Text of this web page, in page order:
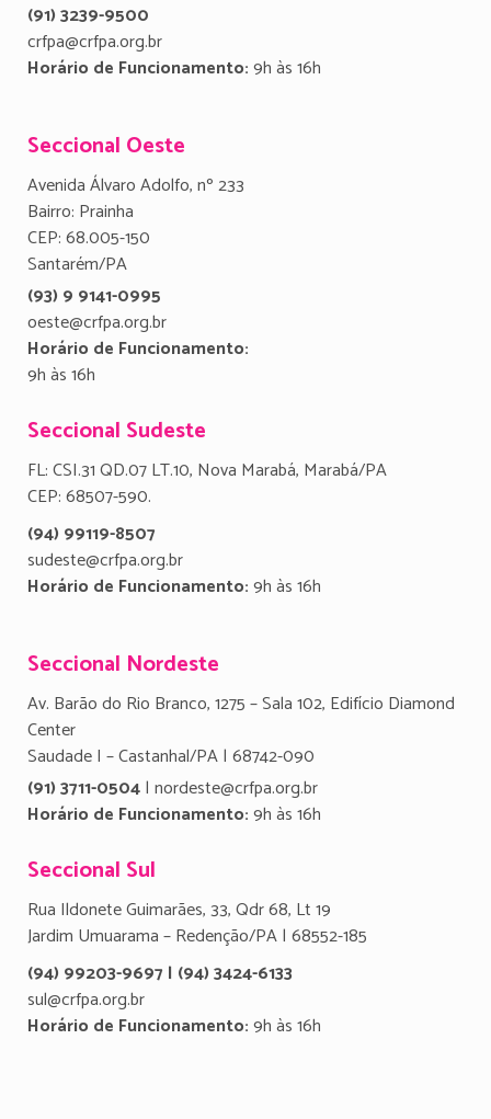
(91) 3239-9500
crfpa@crfpa.org.br
Horário de Funcionamento:9h às 16h
Seccional Oeste
Avenida Álvaro Adolfo, nº 233
Bairro: Prainha
CEP: 68.005-150
Santarém/PA
(93) 9 9141-0995
oeste@crfpa.org.br
Horário de Funcionamento:
9h às 16h
Seccional Sudeste
FL: CSI.31 QD.07 LT.10, Nova Marabá, Marabá/PA
CEP: 68507-590.
(94) 99119-8507
sudeste@crfpa.org.br
Horário de Funcionamento:9h às 16h
Seccional Nordeste
Av. Barão do Rio Branco, 1275 – Sala 102, Edifício Diamond
Center
Saudade I – Castanhal/PA | 68742-090
(91) 3711-0504| nordeste@crfpa.org.br
Horário de Funcionamento:9h às 16h
Seccional Sul
Rua Ildonete Guimarães, 33, Qdr 68, Lt 19
Jardim Umuarama – Redenção/PA | 68552-185
(94) 99203-9697 | (94) 3424-6133
sul@crfpa.org.br
Horário de Funcionamento:9h às 16h